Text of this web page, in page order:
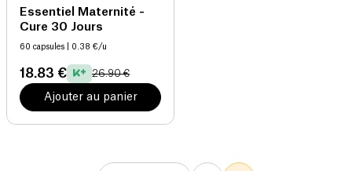
Essentiel Maternité -
Cure 30 Jours
60 capsules | 0.38 €/u
18.83 € 26.90 €
Ajouter au panier